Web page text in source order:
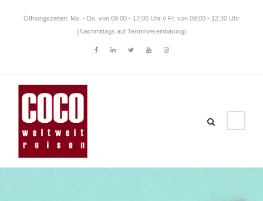
Öffnungszeiten: Mo. - Do. von 09:00 - 17:00 Uhr // Fr. von 09:00 - 12:30 Uhr
(Nachmittags auf Terminvereinbarung)